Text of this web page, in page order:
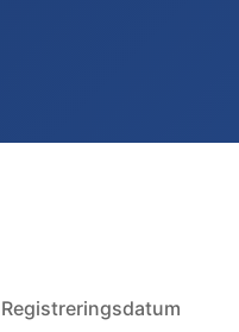
Registreringsdatum